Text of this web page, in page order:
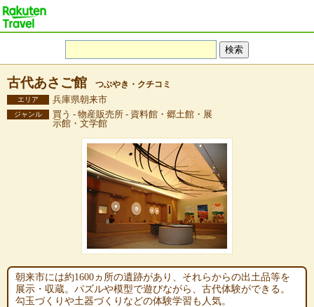
古代あさご館 つぶやき・クチコミ
エリア 兵庫県朝来市
ジャンル
買う - 物産販売所 - 資料館・郷土館・展
示館・文学館
朝来市には約1600ヵ所の遺跡があり、それらからの出土品等を
展示・収蔵。パズルや模型で遊びながら、古代体験ができる。
勾玉づくりや土器づくりなどの体験学習も人気。